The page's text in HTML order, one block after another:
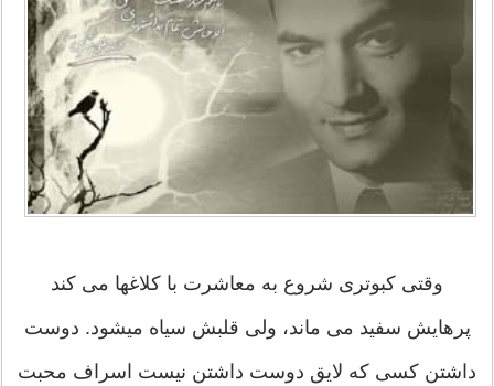
وقتی کبوتری شروع به معاشرت با کلاغها می کند
پرهایش سفید می ماند، ولی قلبش سیاه میشود. دوست
داشتن کسی که لایق دوست داشتن نیست اسراف محبت